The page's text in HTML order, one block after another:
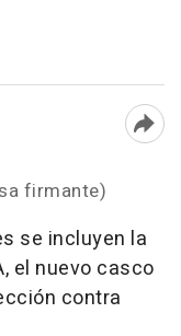
firmante)
se incluyen la
el nuevo casco
contra